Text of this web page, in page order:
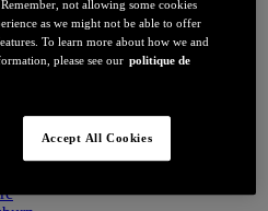
not allowing some cookies
as we might not be able to offer
To learn more about how we and
please see our politique de
Accept All Cookies